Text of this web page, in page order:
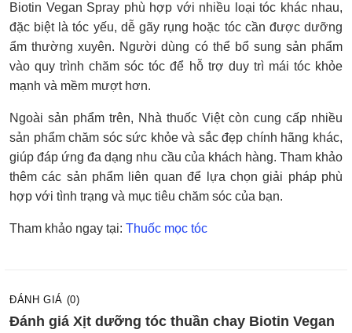
Biotin Vegan Spray phù hợp với nhiều loại tóc khác nhau,
đặc biệt là tóc yếu, dễ gãy rụng hoặc tóc cần được dưỡng
ẩm thường xuyên. Người dùng có thể bổ sung sản phẩm
vào quy trình chăm sóc tóc để hỗ trợ duy trì mái tóc khỏe
mạnh và mềm mượt hơn.
Ngoài sản phẩm trên, Nhà thuốc Việt còn cung cấp nhiều
sản phẩm chăm sóc sức khỏe và sắc đẹp chính hãng khác,
giúp đáp ứng đa dạng nhu cầu của khách hàng. Tham khảo
thêm các sản phẩm liên quan để lựa chọn giải pháp phù
hợp với tình trạng và mục tiêu chăm sóc của bạn.
Tham khảo ngay tại: Thuốc mọc tóc
ĐÁNH GIÁ (0)
Đánh giá Xịt dưỡng tóc thuần chay Biotin Vegan